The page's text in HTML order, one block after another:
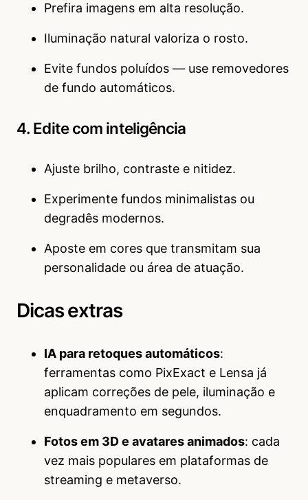
Prefira imagens em alta resolução.
Iluminação natural valoriza o rosto.
Evite fundos poluídos — use removedores
de fundo automáticos.
4. Edite com inteligência
Ajuste brilho, contraste e nitidez.
Experimente fundos minimalistas ou
degradês modernos.
Aposte em cores que transmitam sua
personalidade ou área de atuação.
Dicas extras
IA para retoques automáticos:
ferramentas como PixExact e Lensa já
aplicam correções de pele, iluminação e
enquadramento em segundos.
Fotos em 3D e avatares animados: cada
vez mais populares em plataformas de
streaming e metaverso.